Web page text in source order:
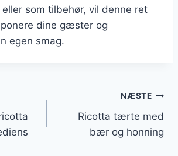
som tilbehør, vil denne ret
dine gæster og
egen smag.
NÆSTE
Ricotta tærte med
bær og honning